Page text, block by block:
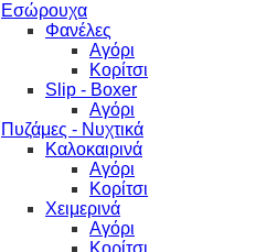
Εσώρουχα
Φανέλες
Αγόρι
Κορίτσι
Slip - Boxer
Αγόρι
Πυζάμες - Νυχτικά
Καλοκαιρινά
Αγόρι
Κορίτσι
Χειμερινά
Αγόρι